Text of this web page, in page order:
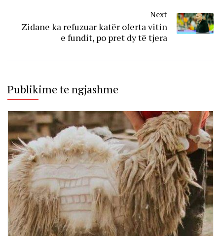
Next
Zidane ka refuzuar katër oferta vitin
e fundit, po pret dy të tjera
Publikime te ngjashme